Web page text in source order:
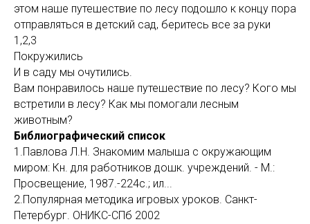
этом наше путешествие по лесу подошло к концу пора
отправляться в детский сад, беритесь все за руки
1,2,3
Покружились
И в саду мы очутились.
Вам понравилось наше путешествие по лесу? Кого мы
встретили в лесу? Как мы помогали лесным
животным?
Библиографический список
1.Павлова Л.Н. Знакомим малыша с окружающим
миром: Кн. для работников дошк. учреждений. - М.:
Просвещение, 1987.-224с.; ил...
2.Популярная методика игровых уроков. Санкт-
Петербург. ОНИКС-СПб 2002